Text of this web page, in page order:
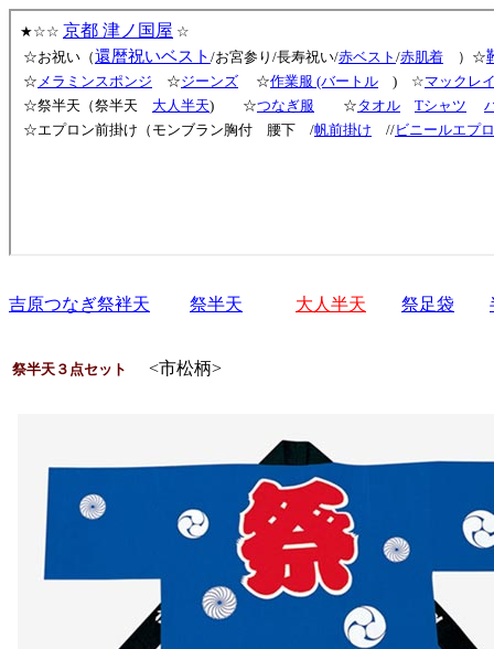
吉原つなぎ祭袢天 祭半天 大人半天 祭足袋
祭半天３点セット <市松柄>